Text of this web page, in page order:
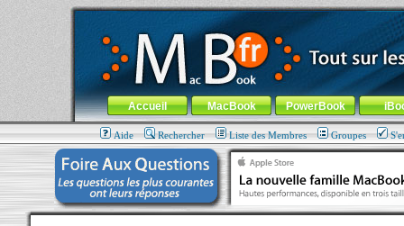
MacBook-fr.com : 100% Apple... 100% nomade !
Aller au contenu-Aller au menu général-Aller au menu de
Menu général
Accueil MacBook PowerBook
Aide Rechercher Liste des Membres Groupes